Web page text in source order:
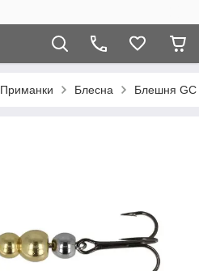
Приманки Блесна Блешня